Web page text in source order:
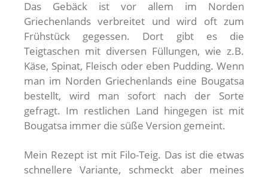
Das Gebäck ist vor allem im Norden
Griechenlands verbreitet und wird oft zum
Frühstück gegessen. Dort gibt es die
Teigtaschen mit diversen Füllungen, wie z.B.
Käse, Spinat, Fleisch oder eben Pudding. Wenn
man im Norden Griechenlands eine Bougatsa
bestellt, wird man sofort nach der Sorte
gefragt. Im restlichen Land hingegen ist mit
Bougatsa immer die süße Version gemeint.
Mein Rezept ist mit Filo-Teig. Das ist die etwas
schnellere Variante, schmeckt aber meines